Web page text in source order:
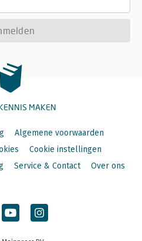
MAKEN
Algemene voorwaarden
Cookie instellingen
Service & Contact Over ons